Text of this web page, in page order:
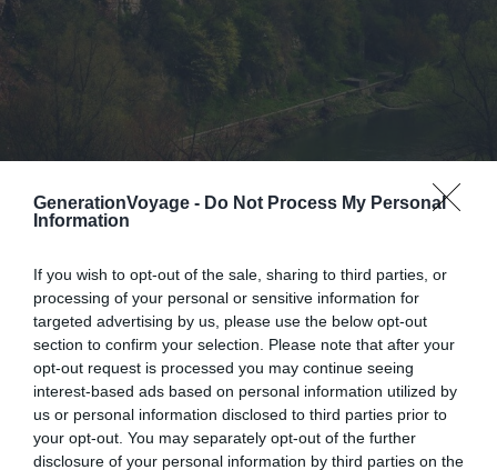
GenerationVoyage - Do Not Process My Personal
Information
If you wish to opt-out of the sale, sharing to third parties, or
processing of your personal or sensitive information for
targeted advertising by us, please use the below opt-out
section to confirm your selection. Please note that after your
opt-out request is processed you may continue seeing
interest-based ads based on personal information utilized by
us or personal information disclosed to third parties prior to
your opt-out. You may separately opt-out of the further
disclosure of your personal information by third parties on the
Al Hajarah, Yémen